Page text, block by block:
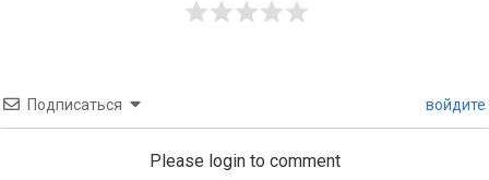
Подписаться войдите
Please login to comment